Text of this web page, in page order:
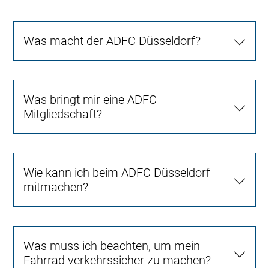
Was macht der ADFC Düsseldorf?
Was bringt mir eine ADFC-
Mitgliedschaft?
Wie kann ich beim ADFC Düsseldorf
mitmachen?
Was muss ich beachten, um mein
Fahrrad verkehrssicher zu machen?